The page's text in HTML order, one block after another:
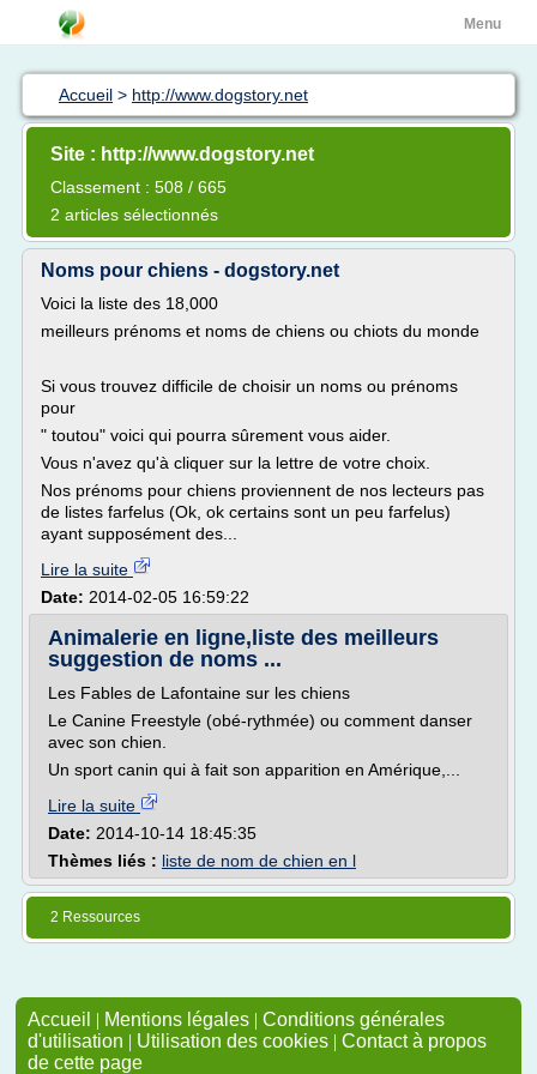
Menu
Accueil > http://www.dogstory.net
Site : http://www.dogstory.net
Classement : 508 / 665
2 articles sélectionnés
Noms pour chiens - dogstory.net
Voici la liste des 18,000
meilleurs prénoms et noms de chiens ou chiots du monde
Si vous trouvez difficile de choisir un noms ou prénoms
pour
" toutou" voici qui pourra sûrement vous aider.
Vous n'avez qu'à cliquer sur la lettre de votre choix.
Nos prénoms pour chiens proviennent de nos lecteurs pas
de listes farfelus (Ok, ok certains sont un peu farfelus)
ayant supposément des...
Lire la suite
Date: 2014-02-05 16:59:22
Animalerie en ligne,liste des meilleurs
suggestion de noms ...
Les Fables de Lafontaine sur les chiens
Le Canine Freestyle (obé-rythmée) ou comment danser
avec son chien.
Un sport canin qui à fait son apparition en Amérique,...
Lire la suite
Date: 2014-10-14 18:45:35
Thèmes liés : liste de nom de chien en l
2 Ressources
Accueil | Mentions légales | Conditions générales
d'utilisation | Utilisation des cookies | Contact à propos
de cette page